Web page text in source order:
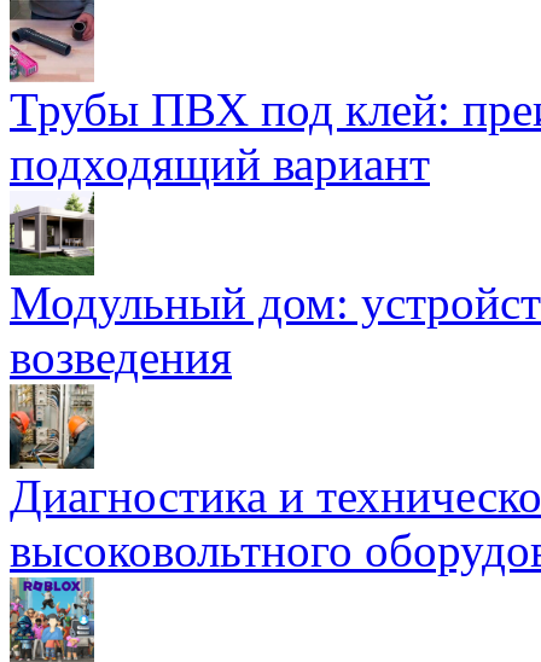
Трубы ПВХ под клей:
подходящий вариант
Модульный дом:
возведения
Диагностика и
высоковольтного